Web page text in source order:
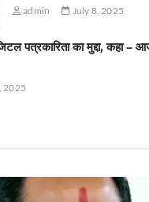
admin July 8, 2025
पत्रकारिता का मुद्दा, कहा –
2025